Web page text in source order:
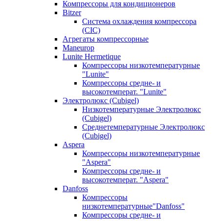
Компрессоры для кондиционеров
Bitzer
Система охлаждения компрессора
(CIC)
Агрегаты компрессорные
Maneurop
Lunite Hermetique
Компрессоры низкотемпературные
"Lunite"
Компрессоры средне- и
высокотемперат. "Lunite"
Электролюкс (Cubigel)
Низкотемпературные Электролюкс
(Cubigel)
Среднетемпературные Электролюкс
(Cubigel)
Aspera
Компрессоры низкотемпературные
"Aspera"
Компрессоры средне- и
высокотемперат. "Aspera"
Danfoss
Компрессоры
низкотемпературные"Danfoss"
Компрессоры средне- и